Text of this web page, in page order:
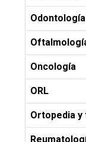
Odontología
Oncología
ORL
Ortopedia